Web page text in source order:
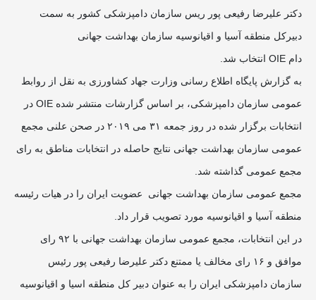
دکتر علیرضا رفیعی پور ریس سازمان دامپزشکی کشور به سمت
دبیرکل منطقه آسیا و اقیانوسیه سازمان بهداشت جهانی
دام OIE انتخاب شد.
به گزارش پایگاه اطلاع رسانی وزارت جهاد کشاورزی به نقل از روابط
عمومی سازمان دامپزشکی، بر اساس گزارشات منتشر شده OIE در
انتخابات برگزار شده در روز جمعه ۳۱ می ۲۰۱۹ در صحن علنی مجمع
عمومی سازمان بهداشت جهانی نتایج حاصله در انتخابات مناطق به رای
مجمع عمومی گذاشته شد.
مجمع عمومی سازمان بهداشت جهانی عضویت ایران را در هیات رئیسه
منطقه آسیا و اقیانوسیه مورد تصویب قرار داد.
در این انتخابات، مجمع عمومی سازمان بهداشت جهانی با ۹۲ رای
موافق و ۱۶ رای مخالف یا ممتنع دکتر علیرضا رفیعی پور رئیس
سازمان دامپزشکی ایران را به عنوان دبیر کل منطقه اسیا و اقیانوسیه